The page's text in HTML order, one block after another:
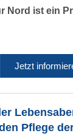
Nord ist ein
Jetzt
Pflege